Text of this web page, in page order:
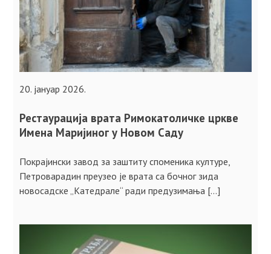
20. јануар 2026.
Рестаурација врата Римокатоличке цркве
Имена Маријиног у Новом Саду
Покрајински завод за заштиту споменика културе,
Петроварадин преузео је врата са бочног зида
новосадске „Катедрале“ ради предузимања […]